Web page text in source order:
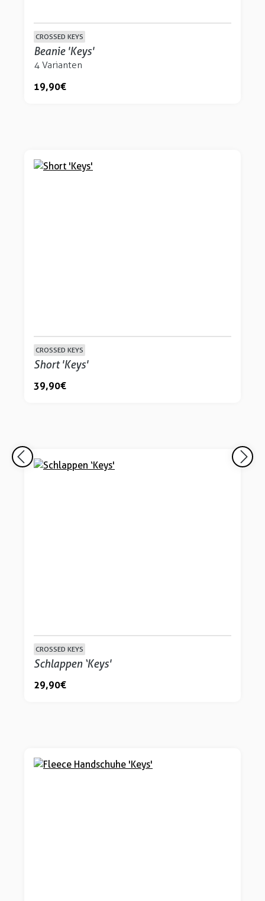
CROSSED KEYS
Beanie 'Keys'
4 Varianten
19,90 €
CROSSED KEYS
Short 'Keys'
39,90 €
CROSSED KEYS
Schlappen ‘Keys'
29,90 €